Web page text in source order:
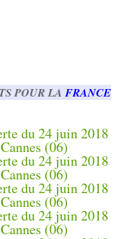
POUR LA FRANCE